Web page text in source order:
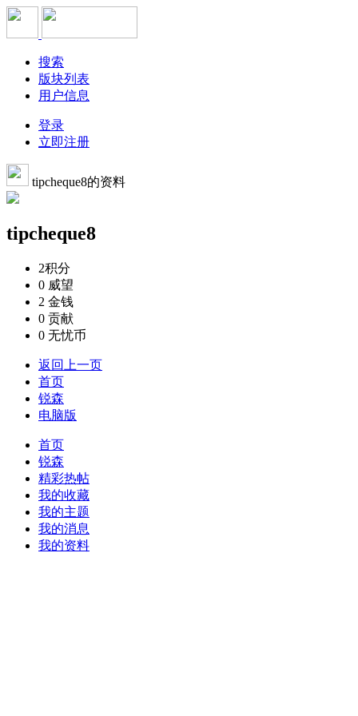
搜索
版块列表
用户信息
登录
立即注册
tipcheque8的资料
tipcheque8
2积分
0 威望
2 金钱
0 贡献
0 无忧币
返回上一页
首页
锐森
电脑版
首页
锐森
精彩热帖
我的收藏
我的主题
我的消息
我的资料